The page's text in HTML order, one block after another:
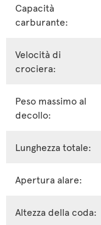
Capacità
carburante:
Velocità di
crociera:
Peso massimo al
decollo:
Lunghezza totale:
Apertura alare:
Altezza della coda: